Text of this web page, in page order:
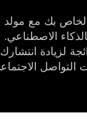
بك مع مولد
لزيادة